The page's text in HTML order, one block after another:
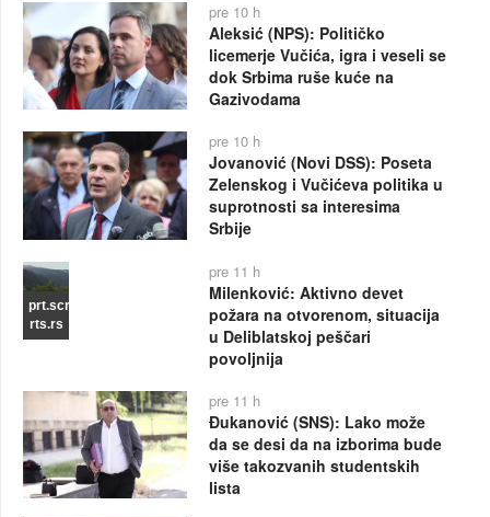
pre 10 h
Aleksić (NPS): Političko
licemerje Vučića, igra i veseli se
dok Srbima ruše kuće na
Gazivodama
pre 10 h
Jovanović (Novi DSS): Poseta
Zelenskog i Vučićeva politika u
suprotnosti sa interesima
Srbije
prt.scr
rts.rs
pre 11 h
Milenković: Aktivno devet
požara na otvorenom, situacija
u Deliblatskoj peščari
povoljnija
pre 11 h
Đukanović (SNS): Lako može
da se desi da na izborima bude
više takozvanih studentskih
lista